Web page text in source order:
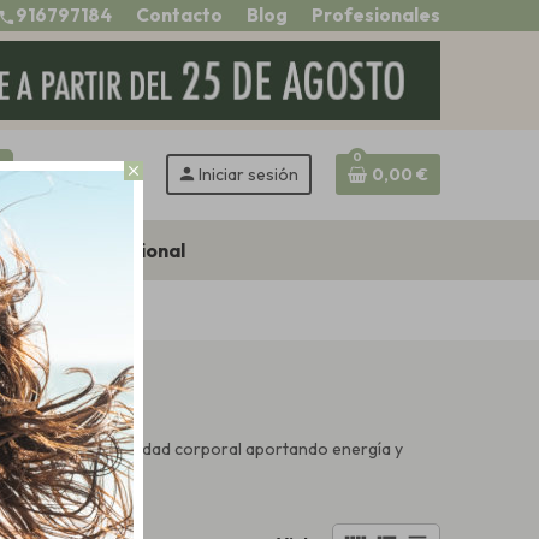
Profesionales
Blog
Contacto
call 916797184
person Iniciar sesión
0
0,00 €
Zona profesional
y elasticidad corporal aportando energía y
close